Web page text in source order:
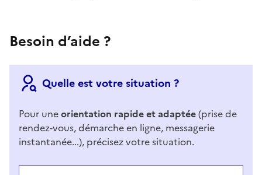
Besoin d’aide ?
Quelle est votre situation ?
Pour uneorientation rapide et adaptée(prise de
rendez-vous, démarche en ligne, messagerie
instantanée...), précisez votre situation.
Répondez aux questions successives et les réponses
Vous avez choisi